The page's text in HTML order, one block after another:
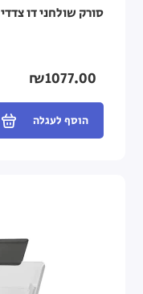
סורק שולחני דו צדדי Avision AD215U
₪1077.00
הוסף לעגלה